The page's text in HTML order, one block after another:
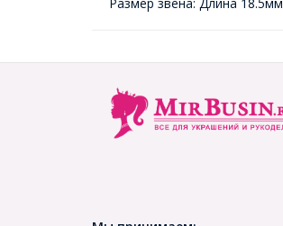
Размер звена: Длина